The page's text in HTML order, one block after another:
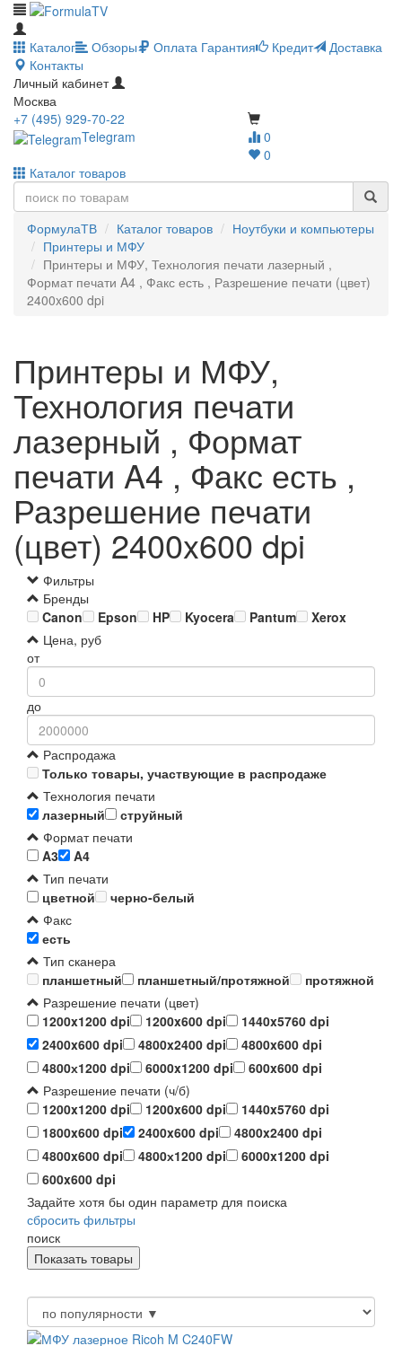
Каталог Обзоры Оплата Гарантия Кредит
Доставка
Контакты
Личный кабинет
Москва
0
0
+7 (495) 929-70-22
Telegram
Каталог товаров
ФормулаТВ Каталог товаров
Ноутбуки и компьютеры
Принтеры и МФУ
Принтеры и МФУ, Технология печати лазерный ,
Формат печати A4 , Факс есть , Разрешение печати (цвет)
2400x600 dpi
Принтеры и МФУ,
Технология печати
лазерный , Формат
печати A4 , Факс есть ,
Разрешение печати
(цвет) 2400x600 dpi
Фильтры
Бренды
Canon
Epson HP Kyocera Pantum
Xerox
Цена, руб
от
до
Распродажа
Только товары, участвующие в распродаже
Технология печати
лазерный
струйный
Формат печати
A3
A4
Тип печати
цветной
черно-белый
Факс
есть
Тип сканера
планшетный
планшетный/протяжной
протяжной
Разрешение печати (цвет)
1200x1200 dpi
1200x600 dpi
1440x5760 dpi
2400x600 dpi
4800x2400 dpi
4800x600 dpi
4800х1200 dpi
6000x1200 dpi
600x600 dpi
Разрешение печати (ч/б)
1200x1200 dpi
1200x600 dpi
1440x5760 dpi
1800x600 dpi
2400x600 dpi
4800x2400 dpi
4800x600 dpi
4800х1200 dpi
6000x1200 dpi
600x600 dpi
Задайте хотя бы один параметр для поиска
сбросить фильтры
поиск